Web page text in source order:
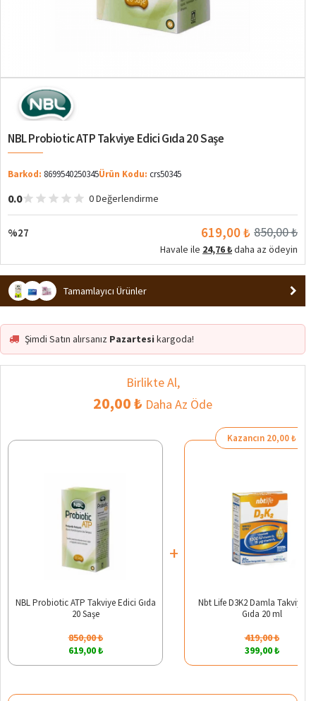
NBL Probiotic ATP Takviye Edici Gıda 20 Saşe
Barkod: 8699540250345Ürün Kodu: crs50345
0.0 0 Değerlendirme
%27 619,00 ₺ 850,00 ₺
Havale ile 24,76 ₺daha az ödeyin
Tamamlayıcı Ürünler
Şimdi Satın alırsanız Pazartesi kargoda!
Birlikte Al,
20,00 ₺ Daha Az Öde
NBL Probiotic ATP Takviye Edici Gıda
20 Saşe
850,00 ₺
619,00 ₺
+
Kazancın 20,00 ₺
Nbt Life D3K2 Damla Takviye
Gıda 20 ml
419,00 ₺
399,00 ₺